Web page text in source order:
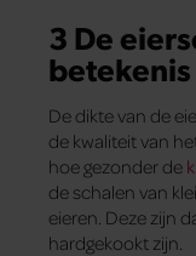
3 De
betekenis
De dikte van de
de kwaliteit van
hoe gezonder de
de schalen van
eieren. Deze zijn
hardgekookt zijn.